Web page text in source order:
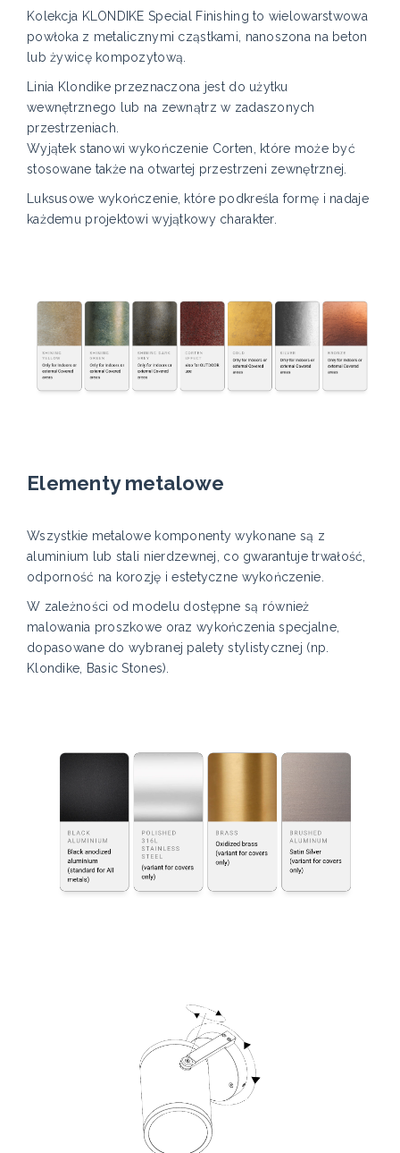
Kolekcja KLONDIKE Special Finishing to wielowarstwowa
powłoka z metalicznymi cząstkami, nanoszona na beton
lub żywicę kompozytową.
Linia Klondike przeznaczona jest do użytku
wewnętrznego lub na zewnątrz w zadaszonych
przestrzeniach.
Wyjątek stanowi wykończenie Corten, które może być
stosowane także na otwartej przestrzeni zewnętrznej.
Luksusowe wykończenie, które podkreśla formę i nadaje
każdemu projektowi wyjątkowy charakter.
Elementy metalowe
Wszystkie metalowe komponenty wykonane są z
aluminium lub stali nierdzewnej, co gwarantuje trwałość,
odporność na korozję i estetyczne wykończenie.
W zależności od modelu dostępne są również
malowania proszkowe oraz wykończenia specjalne,
dopasowane do wybranej palety stylistycznej (np.
Klondike, Basic Stones).